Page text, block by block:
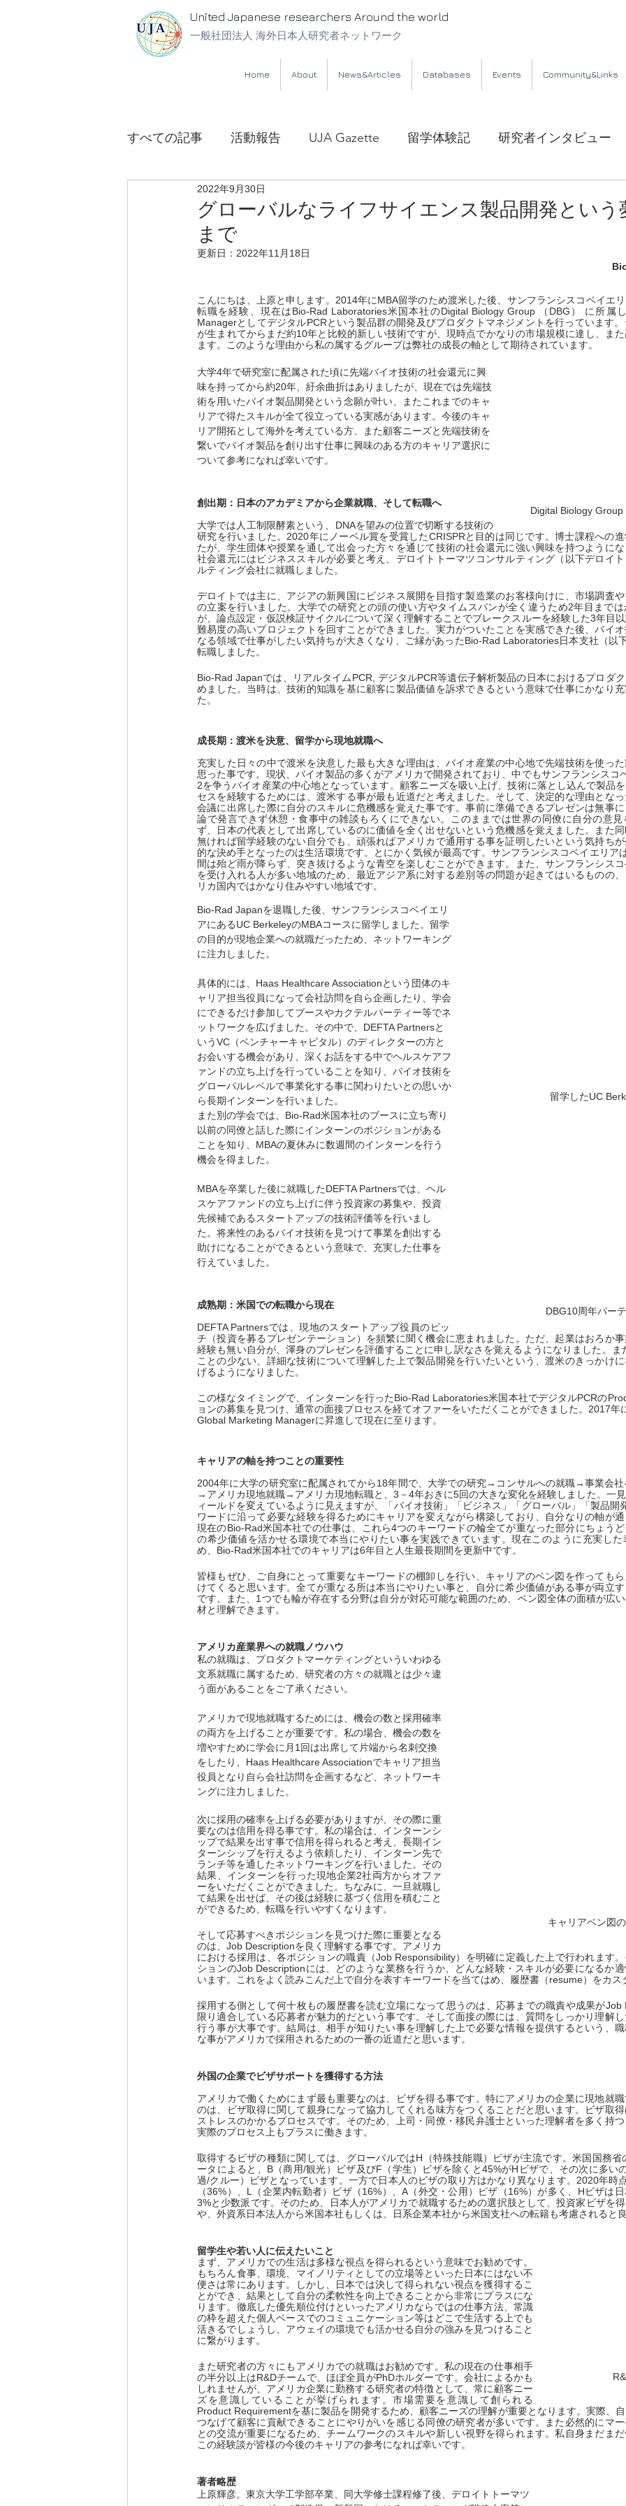
United Japanese researchers Around the world
一般社団法人 海外日本人研究者ネットワーク
Home About News&Articles Databases Events Community&Links
すべての記事 活動報告 UJA Gazette 留学体験記 研究者インタビュー
UJA法律相談所
グローバルなライフサイエンス製品開発という
まで
2022年9月30日
更新日： 2022年11月18日
こんにちは、上原と申します。2014年にMBA留学のため渡米した後、サンフランシスコベイエ
転職を経験、現在はBio-Rad Laboratories米国本社のDigital Biology Group （DBG） に所属
ManagerとしてデジタルPCRという製品群の開発及びプロダクトマネジメントを行っています
が生まれてからまだ約10年と比較的新しい技術ですが、現時点でかなりの市場規模に達し、ま
ます。このような理由から私の属するグループは弊社の成長の軸として期待されています。
Digital Biology
大学4年で研究室に配属された頃に先端バイオ技術の社会還元に興
味を持ってから約20年、紆余曲折はありましたが、現在では先端技
術を用いたバイオ製品開発という念願が叶い、またこれまでのキャ
リアで得たスキルが全て役立っている実感があります。今後のキャ
リア開拓として海外を考えている方、また顧客ニーズと先端技術を
繋いでバイオ製品を創り出す仕事に興味のある方のキャリア選択に
ついて参考になれば幸いです。
創出期：日本のアカデミアから企業就職、そして転職へ
大学では人工制限酵素という、DNAを望みの位置で切断する技術の
研究を行いました。2020年にノーベル賞を受賞したCRISPRと目的は同じです。博士課程への
たが、学生団体や授業を通して出会った方々を通じて技術の社会還元に強い興味を持つように
社会還元にはビジネススキルが必要と考え、デロイトトーマツコンサルティング（以下デロイ
ルティング会社に就職しました。
デロイトでは主に、アジアの新興国にビジネス展開を目指す製造業のお客様向けに、市場調査
の立案を行いました。大学での研究との頭の使い方やタイムスパンが全く違うため2年目まで
が、論点設定・仮説検証サイクルについて深く理解することでブレークスルーを経験した3年目
難易度の高いプロジェクトを回すことができました。実力がついたことを実感できた後、バイ
なる領域で仕事がしたい気持ちが大きくなり、ご縁があったBio-Rad Laboratories日本支社（以
転職しました。
Bio-Rad Japanでは、リアルタイムPCR, デジタルPCR等遺伝子解析製品の日本におけるプロダ
めました。当時は、技術的知識を基に顧客に製品価値を訴求できるという意味で仕事にかなり
た。
成長期：渡米を決意、留学から現地就職へ
充実した日々の中で渡米を決意した最も大きな理由は、バイオ産業の中心地で先端技術を使っ
思った事です。現状、バイオ製品の多くがアメリカで開発されており、中でもサンフランシスコ
2を争うバイオ産業の中心地となっています。顧客ニーズを吸い上げ、技術に落とし込んで製品
セスを経験するためには、渡米する事が最も近道だと考えました。そして、決定的な理由とな
会議に出席した際に自分のスキルに危機感を覚えた事です。事前に準備できるプレゼンは無事
論で発言できず休憩・食事中の雑談もろくにできない。このままでは世界の同僚に自分の意
ず、日本の代表として出席しているのに価値を全く出せないという危機感を覚えました。また
無ければ留学経験のない自分でも、頑張ればアメリカで通用する事を証明したいという気持ち
的な決め手となったのは生活環境です。とにかく気候が最高です。サンフランシスコベイエリア
間は殆ど雨が降らず、突き抜けるような青空を楽しむことができます。また、サンフランシス
を受け入れる人が多い地域のため、最近アジア系に対する差別等の問題が起きてはいるものの
リカ国内ではかなり住みやすい地域です。
留学したUC
Bio-Rad Japanを退職した後、サンフランシスコベイエリ
アにあるUC BerkeleyのMBAコースに留学しました。留学
の目的が現地企業への就職だったため、ネットワーキング
に注力しました。
具体的には、Haas Healthcare Associationという団体のキ
ャリア担当役員になって会社訪問を自ら企画したり、学会
にできるだけ参加してブースやカクテルパーティー等でネ
ットワークを広げました。その中で、DEFTA Partnersと
いうVC（ベンチャーキャピタル）のディレクターの方と
お会いする機会があり、深くお話をする中でヘルスケアフ
ァンドの立ち上げを行っていることを知り、バイオ技術を
グローバルレベルで事業化する事に関わりたいとの思いか
ら長期インターンを行いました。
DBG10周年パー
また別の学会では、Bio-Rad米国本社のブースに立ち寄り
以前の同僚と話した際にインターンのポジションがある
ことを知り、MBAの夏休みに数週間のインターンを行う
機会を得ました。
MBAを卒業した後に就職したDEFTA Partnersでは、ヘル
スケアファンドの立ち上げに伴う投資家の募集や、投資
先候補であるスタートアップの技術評価等を行いまし
た。将来性のあるバイオ技術を見つけて事業を創出する
助けになることができるという意味で、充実した仕事を
行えていました。
成熟期：米国での転職から現在
DEFTA Partnersでは、現地のスタートアップ役員のピッ
チ（投資を募るプレゼンテーション）を頻繁に聞く機会に恵まれました。ただ、起業はおろか
経験も無い自分が、渾身のプレゼンを評価することに申し訳なさを覚えるようになりました。ま
ことの少ない、詳細な技術について理解した上で製品開発を行いたいという、渡米のきっかけ
げるようになりました。
この様なタイミングで、インターンを行ったBio-Rad Laboratories米国本社でデジタルPCRの
ョンの募集を見つけ、通常の面接プロセスを経てオファーをいただくことができました。2017年
Global Marketing Managerに昇進して現在に至ります。
キャリアの軸を持つことの重要性
2004年に大学の研究室に配属されてから18年間で、大学での研究→コンサルへの就職→事業会
→アメリカ現地就職→アメリカ現地転職と、3－4年おきに5回の大きな変化を経験しました。一
ィールドを変えているように見えますが、「バイオ技術」「ビジネス」「グローバル」「製品開
ワードに沿って必要な経験を得るためにキャリアを変えながら構築しており、自分なりの軸が
現在のBio-Rad米国本社での仕事は、これら4つのキーワードの輪全てが重なった部分にちょう
の希少価値を活かせる環境で本当にやりたい事を実践できています。現在このように充実し
め、Bio-Rad米国本社でのキャリアは6年目と人生最長期間を更新中です。
皆様もぜひ、ご自身にとって重要なキーワードの棚卸しを行い、キャリアのベン図を作っても
けてくると思います。全てが重なる所は本当にやりたい事と、自分に希少価値がある事が両立
です。また、1つでも輪が存在する分野は自分が対応可能な範囲のため、ベン図全体の面積が広
材と理解できます。
アメリカ産業界への就職ノウハウ
キャリアベン図
私の就職は、プロダクトマーケティングといういわゆる
文系就職に属するため、研究者の方々の就職とは少々違
う面があることをご了承ください。
アメリカで現地就職するためには、機会の数と採用確率
の両方を上げることが重要です。私の場合、機会の数を
増やすために学会に月1回は出席して片端から名刺交換
をしたり、Haas Healthcare Associationでキャリア担当
役員となり自ら会社訪問を企画するなど、ネットワーキ
ングに注力しました。
次に採用の確率を上げる必要がありますが、その際に重
要なのは信用を得る事です。私の場合は、インターンシ
ップで結果を出す事で信用を得られると考え、長期イン
ターンシップを行えるよう依頼したり、インターン先で
ランチ等を通したネットワーキングを行いました。その
結果、インターンを行った現地企業2社両方からオファ
ーをいただくことができました。ちなみに、一旦就職し
て結果を出せば、その後は経験に基づく信用を積むこと
ができるため、転職を行いやすくなります。
そして応募すべきポジションを見つけた際に重要となる
のは、Job Descriptionを良く理解する事です。アメリカ
における採用は、各ポジションの職責（Job Responsibility）を明確に定義した上で行われます
ションのJob Descriptionには、どのような業務を行うか、どんな経験・スキルが必要になるか
います。これをよく読みこんだ上で自分を表すキーワードを当てはめ、履歴書（resume）をカス
採用する側として何十枚もの履歴書を読む立場になって思うのは、応募までの職責や成果がJob
限り適合している応募者が魅力的だという事です。そして面接の際には、質問をしっかり理解
行う事が大事です。結局は、相手が知りたい事を理解した上で必要な情報を提供するという、
な事がアメリカで採用されるための一番の近道だと思います。
外国の企業でビザサポートを獲得する方法
アメリカで働くためにまず最も重要なのは、ビザを得る事です。特にアメリカの企業に現地就
のは、ビザ取得に関して親身になって協力してくれる味方をつくることだと思います。ビザ取
ストレスのかかるプロセスです。そのため、上司・同僚・移民弁護士といった理解者を多く持
実際のプロセス上もプラスに働きます。
取得するビザの種類に関しては、グローバルではH（特殊技能職）ビザが主流です。米国国務
ータによると、B（商用/観光）ビザ及びF（学生）ビザを除くと45%がHビザで、その次に多い
過/クルー）ビザとなっています。一方で日本人のビザの取り方はかなり異なります。2020年時
（36%）、L（企業内転勤者）ビザ（16%）、A（外交・公用）ビザ（16%）が多く、Hビザは
3%と少数派です。そのため、日本人がアメリカで就職するための選択肢として、投資家ビザを
や、外資系日本法人から米国本社もしくは、日系企業本社から米国支社への転籍も考慮されると
留学生や若い人に伝えたいこと
まず、アメリカでの生活は多様な視点を得られるという意味でお勧めです。
もちろん食事、環境、マイノリティとしての立場等といった日本にはない不
便さは常にあります。しかし、日本では決して得られない視点を獲得するこ
とができ、結果として自分の柔軟性を向上できることから非常にプラスにな
ります。徹底した優先順位付けといったアメリカならではの仕事方法、常識
の枠を超えた個人ベースでのコミュニケーション等はどこで生活する上でも
活きるでしょうし、アウェイの環境でも活かせる自分の強みを見つけること
に繋がります。
また研究者の方々にもアメリカでの就職はお勧めです。私の現在の仕事相手
の半分以上はR&Dチームで、ほぼ全員がPhDホルダーです。会社によるかも
しれませんが、アメリカ企業に勤務する研究者の特徴として、常に顧客ニー
ズを意識していることが挙げられます。市場需要を意識して創られる
Product Requirementを基に製品を開発するため、顧客ニーズの理解が重要となります。実際、
つなげて顧客に貢献できることにやりがいを感じる同僚の研究者が多いです。また必然的にマ
との交流が重要になるため、チームワークのスキルや新しい視野を得られます。私自身まだま
この経験談が皆様の今後のキャリアの参考になれば幸いです。
著者略歴
上原輝彦。東京大学工学部卒業、同大学修士課程修了後、デロイトトーマツ